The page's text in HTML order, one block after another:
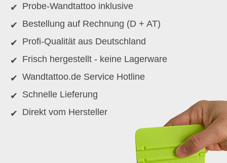
Probe-Wandtattoo inklusive
Bestellung auf Rechnung (D + AT)
Profi-Qualität aus Deutschland
Frisch hergestellt - keine Lagerware
Wandtattoo.de Service Hotline
Schnelle Lieferung
Direkt vom Hersteller